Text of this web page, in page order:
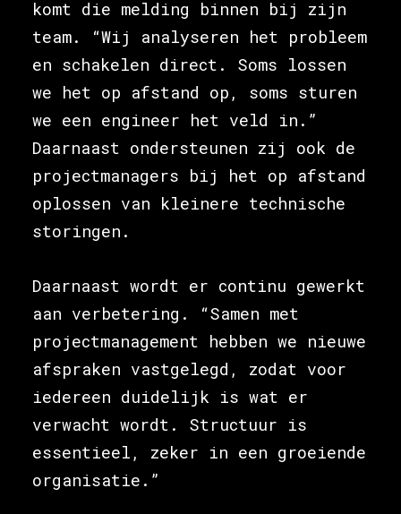
komt die melding binnen bij zijn
team. “Wij analyseren het probleem
en schakelen direct. Soms lossen
we het op afstand op, soms sturen
we een engineer het veld in.”
Daarnaast ondersteunen zij ook de
projectmanagers bij het op afstand
oplossen van kleinere technische
storingen.
Daarnaast wordt er continu gewerkt
aan verbetering. “Samen met
projectmanagement hebben we nieuwe
afspraken vastgelegd, zodat voor
iedereen duidelijk is wat er
verwacht wordt. Structuur is
essentieel, zeker in een groeiende
organisatie.”